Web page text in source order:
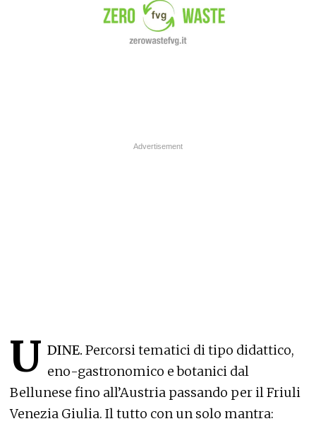
U DINE. Percorsi tematici di tipo didattico,
eno-gastronomico e botanici dal
Bellunese fino all’Austria passando per il Friuli
Venezia Giulia. Il tutto con un solo mantra: